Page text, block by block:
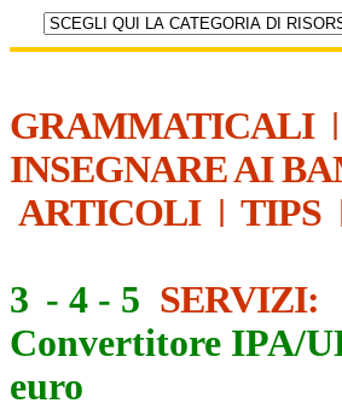
GRAMMATICALI|
INSEGNARE AI
ARTICOLI| TIPS
3 - 4 - 5 SERVIZI:
Convertitore IPA/
euro